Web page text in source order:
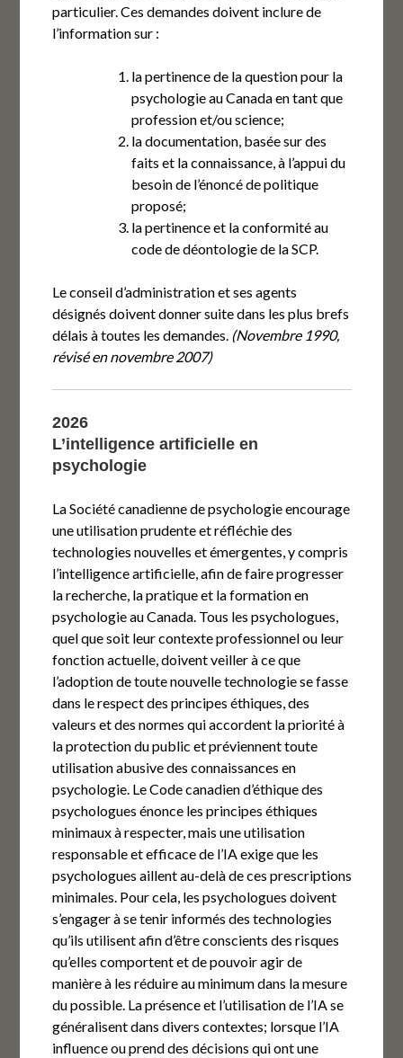
particulier. Ces demandes doivent inclure de
l’information sur :
la pertinence de la question pour la
psychologie au Canada en tant que
profession et/ou science;
la documentation, basée sur des
faits et la connaissance, à l’appui du
besoin de l’énoncé de politique
proposé;
la pertinence et la conformité au
code de déontologie de la SCP.
Le conseil d’administration et ses agents
désignés doivent donner suite dans les plus brefs
délais à toutes les demandes. (Novembre 1990,
révisé en novembre 2007)
2026
L’intelligence artificielle en
psychologie
La Société canadienne de psychologie encourage
une utilisation prudente et réfléchie des
technologies nouvelles et émergentes, y compris
l’intelligence artificielle, afin de faire progresser
la recherche, la pratique et la formation en
psychologie au Canada. Tous les psychologues,
quel que soit leur contexte professionnel ou leur
fonction actuelle, doivent veiller à ce que
l’adoption de toute nouvelle technologie se fasse
dans le respect des principes éthiques, des
valeurs et des normes qui accordent la priorité à
la protection du public et préviennent toute
utilisation abusive des connaissances en
psychologie. Le Code canadien d’éthique des
psychologues énonce les principes éthiques
minimaux à respecter, mais une utilisation
responsable et efficace de l’IA exige que les
psychologues aillent au-delà de ces prescriptions
minimales. Pour cela, les psychologues doivent
s’engager à se tenir informés des technologies
qu’ils utilisent afin d’être conscients des risques
qu’elles comportent et de pouvoir agir de
manière à les réduire au minimum dans la mesure
du possible. La présence et l’utilisation de l’IA se
généralisent dans divers contextes; lorsque l’IA
influence ou prend des décisions qui ont une